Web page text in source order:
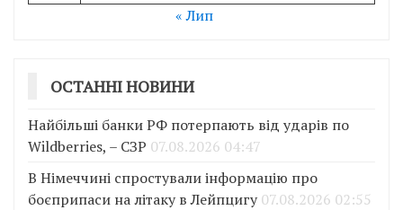
« Лип
ОСТАННІ НОВИНИ
Найбільші банки РФ потерпають від ударів по
Wildberries, – СЗР 07.08.2026 04:47
В Німеччині спростували інформацію про
боєприпаси на літаку в Лейпцигу 07.08.2026 02:55